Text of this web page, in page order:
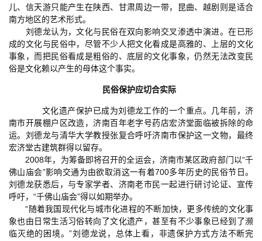
儿、信天游只能产生在陕西、甘肃周边一带，昆曲、越剧则是适合
南方地区的艺术形式。
刘德龙认为，文化与民俗在双向影响交叉渗透中演进。在已形
成的文化与民俗中，尽管不少人把文化看成是高雅的、上层的文化
事象，而把民俗看成是粗俗的、底层的文化事象，仍然无法改变民
俗是文化赖以产生的母体这个事实。
民俗保护应切合实际
文化遗产保护已成为刘德龙工作的一个重点。几年前，济
南市开展棚户区改造，济南百年老字号药店宏济堂面临被拆除的命
运。刘德龙与清华大学教授张复合呼吁济南市保护这一文物，最终
宏济堂古建筑群得以留存。
2008年，为筹备即将召开的全运会，济南市某区政府部门以“千
佛山庙会”影响交通为由欲取消这一有着700多年历史的民俗节日。
刘德龙获悉后，与专家学者、济南老市民一起进行研讨论证、宣传
呼吁，“千佛山庙会”得以如期举办。
“随着我国现代化与城市化进程的不断加快，更多传统的文化事
象也由日常生活习俗转向了文化遗产，甚至有不少事象已经到了濒
临灭绝的困境。”刘德龙说，总体上看，非遗保护方式方法不断完